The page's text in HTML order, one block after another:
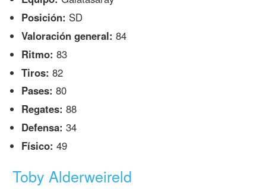
Posición: SD
Valoración general: 84
Ritmo: 83
Tiros: 82
Pases: 80
Regates: 88
Defensa: 34
Físico: 49
Toby Alderweireld